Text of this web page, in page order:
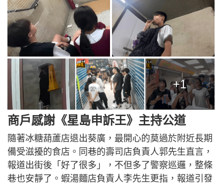
+1
商戶感謝《星島申訴王》主持公道
隨著冰糖葫蘆店退出葵廣，最開心的莫過於附近長期
備受滋擾的食店。同巷的壽司店負責人郭先生直言，
報道出街後「好了很多」，不但多了警察巡邏，整條
巷也安靜了。蝦湯麵店負責人李先生更指，報道引發